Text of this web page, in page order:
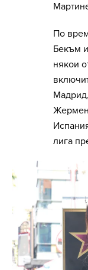
По
Бекъм
някои
лига